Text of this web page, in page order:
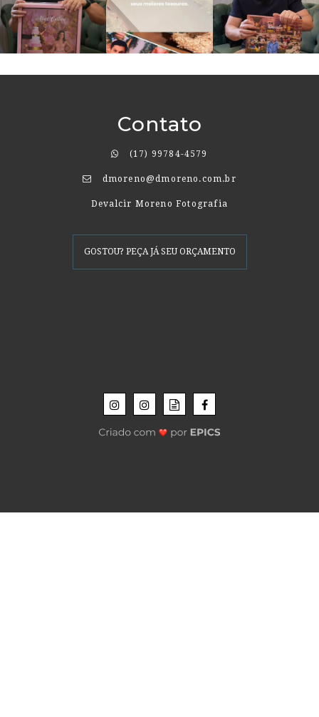
Contato
(17) 99784-4579
dmoreno@dmoreno.com.br
Devalcir Moreno Fotografia
GOSTOU? PEÇA JÁ SEU ORÇAMENTO